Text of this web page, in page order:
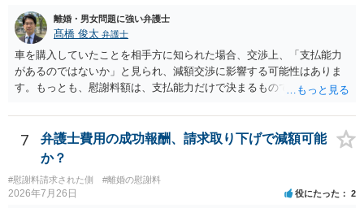
最後に、ご依頼になる場合の弁護士費用は、ご依頼になる弁護士によ
り異なりますので、直接ご確認いただくといいですよ。 ご質問に対す
る回答は以上ですが、可能であれば、ご依頼になるかは別にして、お
近くの弁護士に直接相談されて、今後の対応についてアドバイスを求
めることをおすすめいたします。 ご参考にしていただけますと幸いで
す。
離婚・男女問題に強い弁護士
髙橋 俊太 弁護士
車を購入していたことを相手方に知られた場合、交渉上、「支払能力
があるのではないか」と見られ、減額交渉に影響する可能性はありま
す。もっとも、慰謝料額は、支払能力だけで決まるものではなく、不
響、離婚・別居の有無、証拠関係等によって判断されます。 ご記載の
ように、LINEのやり取りと数回の食事のみで性交渉がないのであれ
ば、原則として不貞慰謝料支払義務は否定されます。他方で、性交渉
がない場合でも、親密なやり取りの内容や関係の態様によっては、婚
姻共同生活の平穏を害したとして、例外的に慰謝料支払義務が肯定さ
れることもあります。 すでに弁護士に依頼されているのであれば、車
7
弁護士費用の成功報酬、請求取り下げで減額可能
か？
#慰謝料請求された側 #離婚の慰謝料
2026年7月26日 役にたった 2